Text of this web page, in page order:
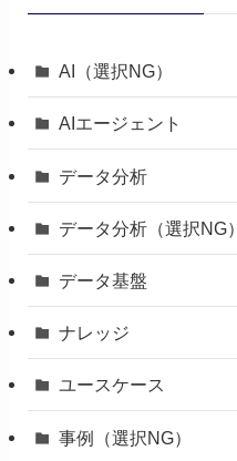
AI（選択NG）
AIエージェント
データ分析
データ分析（選択NG）
データ基盤
ナレッジ
ユースケース
事例（選択NG）